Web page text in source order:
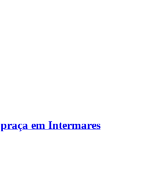
em Intermares